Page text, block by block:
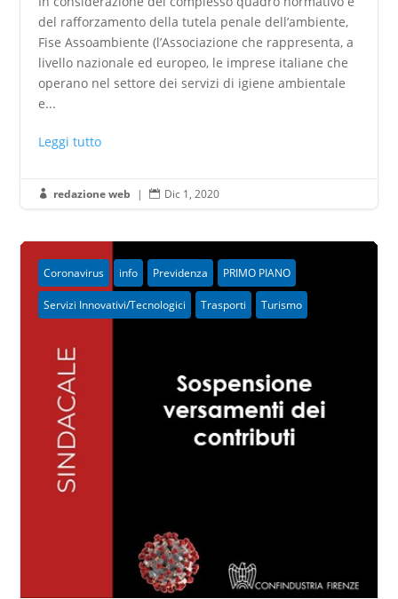
del rafforzamento della tutela penale dell’ambiente,
Fise Assoambiente (l’Associazione che rappresenta, a
livello nazionale ed europeo, le imprese italiane che
operano nel settore dei servizi di igiene ambientale
e...
Leggi tutto
 redazione web |  Dic 1, 2020
Coronavirus info Previdenza PRIMO PIANO
Servizi Innovativi/Tecnologici Trasporti Turismo